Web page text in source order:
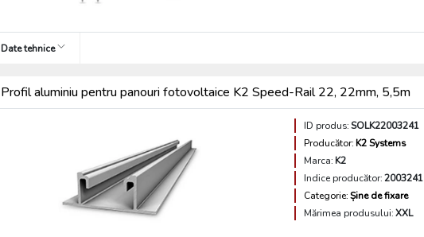
Date tehnice
Profil aluminiu pentru panouri fotovoltaice K2 Speed-Rail 22, 22mm, 5,5m
ID produs: SOLK22003241
Producător: K2 Systems
Marca: K2
Indice producător: 2003241
Categorie: Șine de fixare
Mărimea produsului: XXL